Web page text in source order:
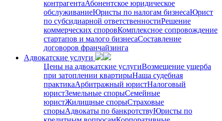
контрагентаАбонентское юридическое
обслуживаниеЮристы по налогам бизнесаЮрист
по субсидиарной ответственностиРешение
коммерческих споровКомплексное сопровождение
стартапов и малого бизнесаСоставление
договоров франчайзинга
Адвокатские услуги
Цены на адвокатские услугиВозмещение ущерба
при затоплении квартирыНаша судебная
практикаАрбитражный юристНалоговый
юристЗемельные спорыСемейные
юристЖилищные спорыСтраховые
спорыАдвокаты по банкротствуЮристы по